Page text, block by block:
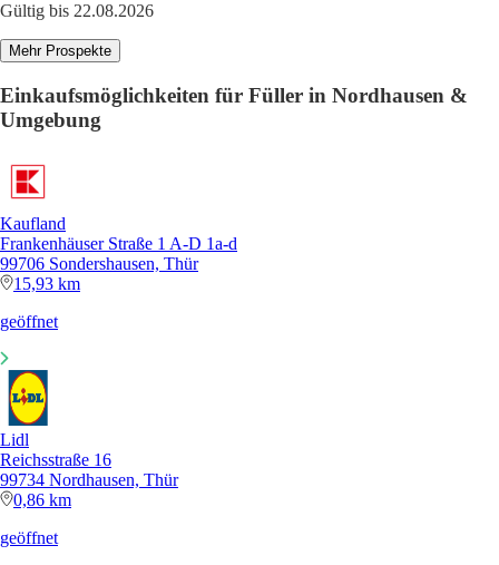
Gültig bis 22.08.2026
Mehr Prospekte
Einkaufsmöglichkeiten für Füller in Nordhausen &
Umgebung
Kaufland
Frankenhäuser Straße 1 A-D 1a-d
99706 Sondershausen, Thür
15,93 km
geöffnet
Lidl
Reichsstraße 16
99734 Nordhausen, Thür
0,86 km
geöffnet